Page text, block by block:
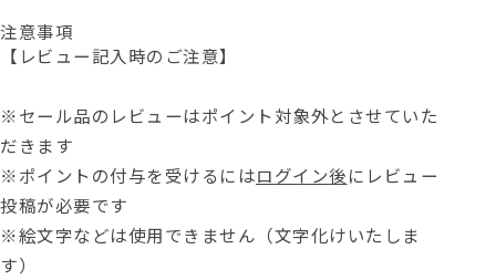
注意事項
【レビュー記入時のご注意】
※セール品のレビューはポイント対象外とさせていた
だきます
※ポイントの付与を受けるにはログイン後にレビュー
投稿が必要です
※絵文字などは使用できません（文字化けいたしま
す）